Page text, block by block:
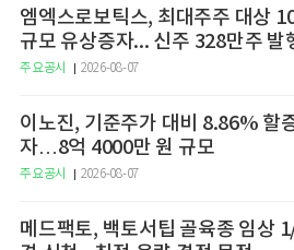
엠엑스로보틱스, 최대주주 대상
규모 유상증자... 신주 328만주 발
주요공시 2026-08-07
이노진, 기준주가 대비 8.86% 할
자…8억 4000만 원 규모
주요공시 2026-08-07
메드팩토, 백토서팁 골육종 임상